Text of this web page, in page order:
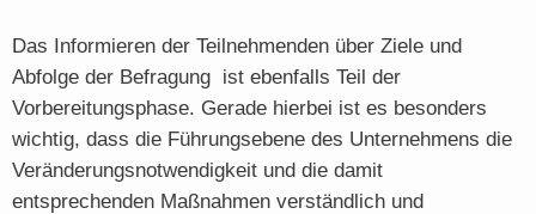
Das Informieren der Teilnehmenden über Ziele und
Abfolge der Befragung ist ebenfalls Teil der
Vorbereitungsphase. Gerade hierbei ist es besonders
wichtig, dass die Führungsebene des Unternehmens die
Veränderungsnotwendigkeit und die damit
entsprechenden Maßnahmen verständlich und